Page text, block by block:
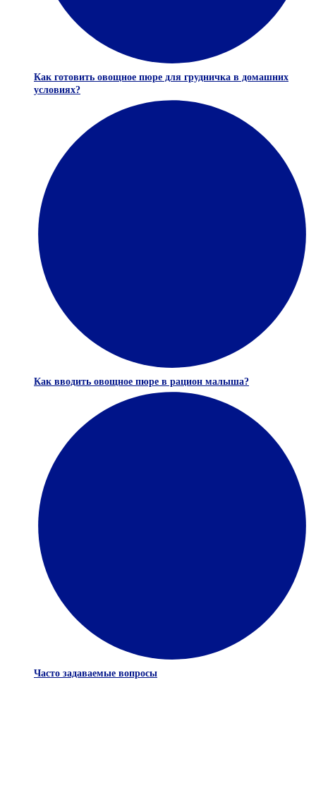
Как готовить овощное пюре для грудничка в домашних
условиях?
Как вводить овощное пюре в рацион малыша?
Часто задаваемые вопросы